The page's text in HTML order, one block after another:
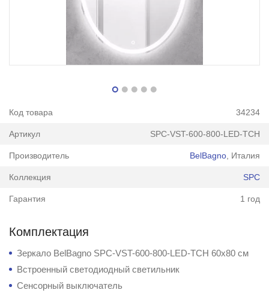
Код товара 34234
Артикул SPC-VST-600-800-LED-TCH
Производитель BelBagno , Италия
Коллекция SPC
Гарантия 1 год
Комплектация
Зеркало BelBagno SPC-VST-600-800-LED-TCH 60x80 см
Встроенный светодиодный светильник
Сенсорный выключатель